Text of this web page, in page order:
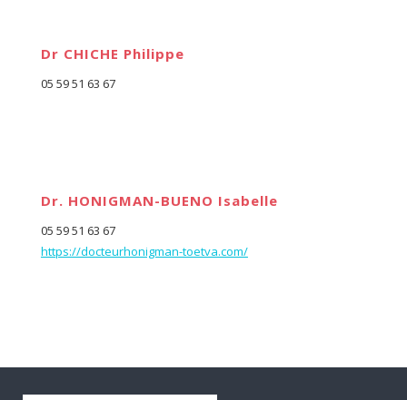
Dr CHICHE Philippe
05 59 51 63 67
Dr. HONIGMAN-BUENO Isabelle
05 59 51 63 67
https://docteurhonigman-toetva.com/